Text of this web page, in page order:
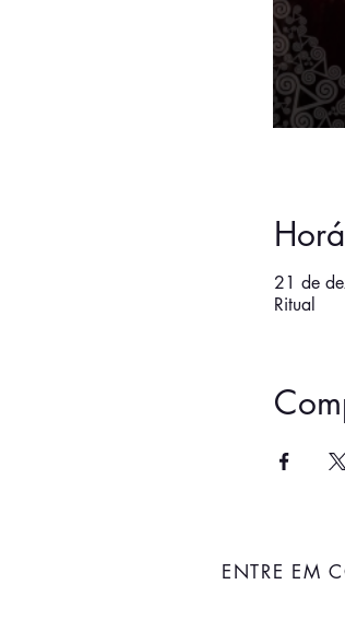
21 de
Ritual
ENTRE EM